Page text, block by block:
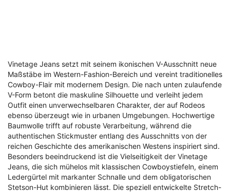
Vinetage Jeans setzt mit seinem ikonischen V-Ausschnitt neue
Maßstäbe im Western-Fashion-Bereich und vereint traditionelles
Cowboy-Flair mit modernem Design. Die nach unten zulaufende
V-Form betont die maskuline Silhouette und verleiht jedem
Outfit einen unverwechselbaren Charakter, der auf Rodeos
ebenso überzeugt wie in urbanen Umgebungen. Hochwertige
Baumwolle trifft auf robuste Verarbeitung, während die
authentischen Stickmuster entlang des Ausschnitts von der
reichen Geschichte des amerikanischen Westens inspiriert sind.
Besonders beeindruckend ist die Vielseitigkeit der Vinetage
Jeans, die sich mühelos mit klassischen Cowboystiefeln, einem
Ledergürtel mit markanter Schnalle und dem obligatorischen
Stetson-Hut kombinieren lässt. Die speziell entwickelte Stretch-